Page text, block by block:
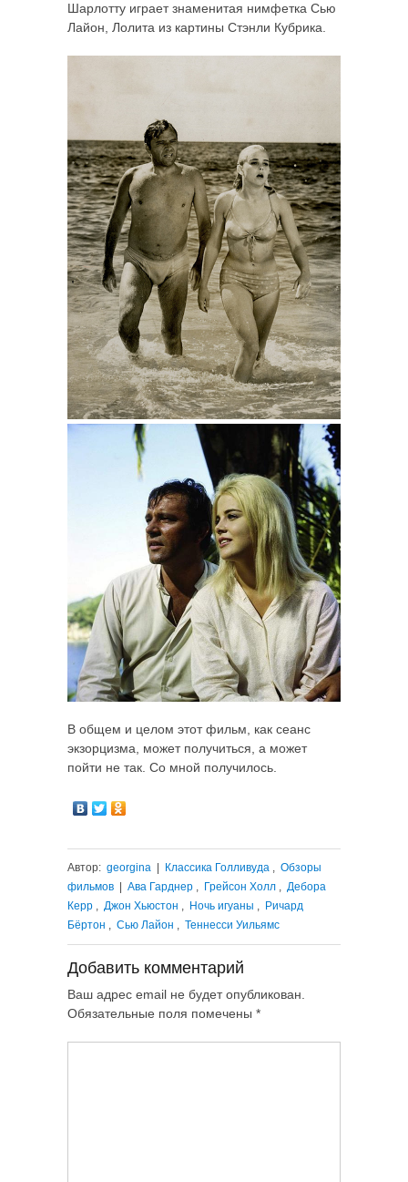
Шарлотту играет знаменитая нимфетка Сью
Лайон, Лолита из картины Стэнли Кубрика.
В общем и целом этот фильм, как сеанс
экзорцизма, может получиться, а может
пойти не так. Со мной получилось.
Автор: georgina | Классика Голливуда , Обзоры
фильмов | Ава Гарднер , Грейсон Холл , Дебора
Керр , Джон Хьюстон , Ночь игуаны , Ричард
Бёртон , Сью Лайон , Теннесси Уильямс
Добавить комментарий
Ваш адрес email не будет опубликован.
Обязательные поля помечены *